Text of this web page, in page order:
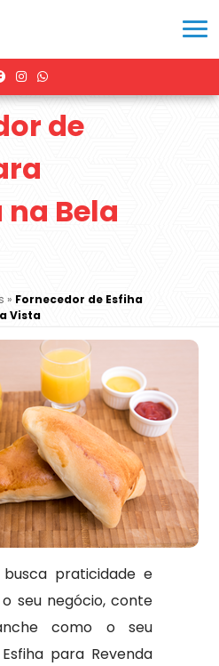
de
na Bela
» Fornecedor de Esfiha
Vista
praticidade e
seu negócio, conte
como o seu
para Revenda